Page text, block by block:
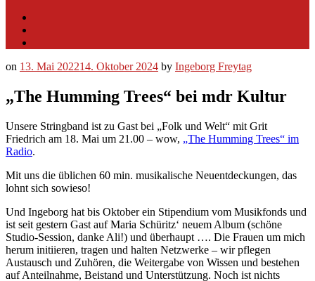
on 13. Mai 202214. Oktober 2024 by Ingeborg Freytag
„The Humming Trees“ bei mdr Kultur
Unsere Stringband ist zu Gast bei „Folk und Welt“ mit Grit
Friedrich am 18. Mai um 21.00 – wow, „The Humming Trees“ im
Radio.
Mit uns die üblichen 60 min. musikalische Neuentdeckungen, das
lohnt sich sowieso!
Und Ingeborg hat bis Oktober ein Stipendium vom Musikfonds und
ist seit gestern Gast auf Maria Schüritz‘ neuem Album (schöne
Studio-Session, danke Ali!) und überhaupt …. Die Frauen um mich
herum initiieren, tragen und halten Netzwerke – wir pflegen
Austausch und Zuhören, die Weitergabe von Wissen und bestehen
auf Anteilnahme, Beistand und Unterstützung. Noch ist nichts